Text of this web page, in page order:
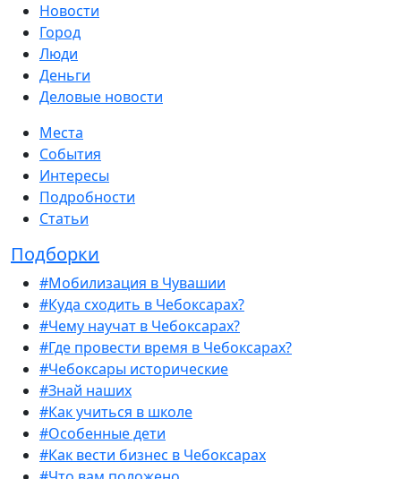
Новости
Город
Люди
Деньги
Деловые новости
Места
События
Интересы
Подробности
Статьи
Подборки
#Мобилизация в Чувашии
#Куда сходить в Чебоксарах?
#Чему научат в Чебоксарах?
#Где провести время в Чебоксарах?
#Чебоксары исторические
#Знай наших
#Как учиться в школе
#Особенные дети
#Как вести бизнес в Чебоксарах